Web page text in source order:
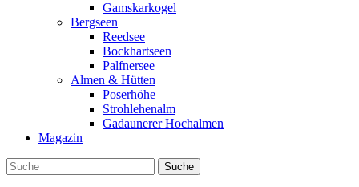
Gamskarkogel
Bergseen
Reedsee
Bockhartseen
Palfnersee
Almen & Hütten
Poserhöhe
Strohlehenalm
Gadaunerer Hochalmen
Magazin